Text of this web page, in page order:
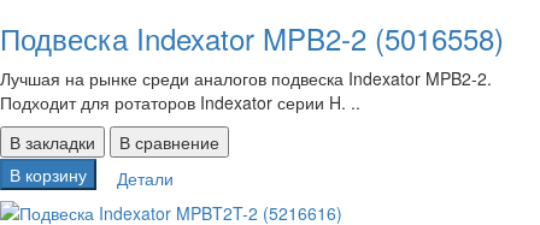
Подвеска Indexator MPB2-2 (5016558)
Лучшая на рынке среди аналогов подвеска Indexator MPB2-2.
Подходит для ротаторов Indexator серии H. ..
В закладки
В сравнение
В корзину
Детали